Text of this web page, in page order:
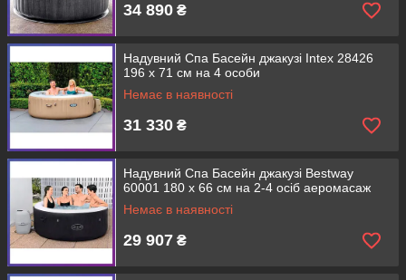
34 890 ₴
Надувний Спа Басейн джакузі Intex 28426
196 х 71 см на 4 особи
Немає в наявності
31 330 ₴
Надувний Спа Басейн джакузі Bestway
60001 180 х 66 см на 2-4 осіб аеромасаж
Немає в наявності
29 907 ₴